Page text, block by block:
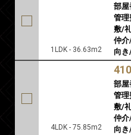
1LDK - 36.63m2
部屋
管理
敷/
仲介
向
4LDK - 75.85m2
部屋
管理
敷/
仲介
向